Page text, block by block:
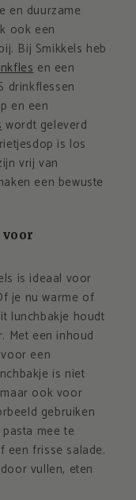
en duurzame
ook een
Bij Smikkels heb
en een
drinkflessen
en een
wordt geleverd
is los
vrij van
een bewuste
is ideaal voor
je nu warme of
lunchbakje houdt
Met een inhoud
een
is niet
ook voor
gebruiken
mee te
een frisse salade.
vullen, eten